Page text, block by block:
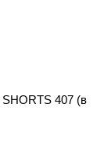
407 (в